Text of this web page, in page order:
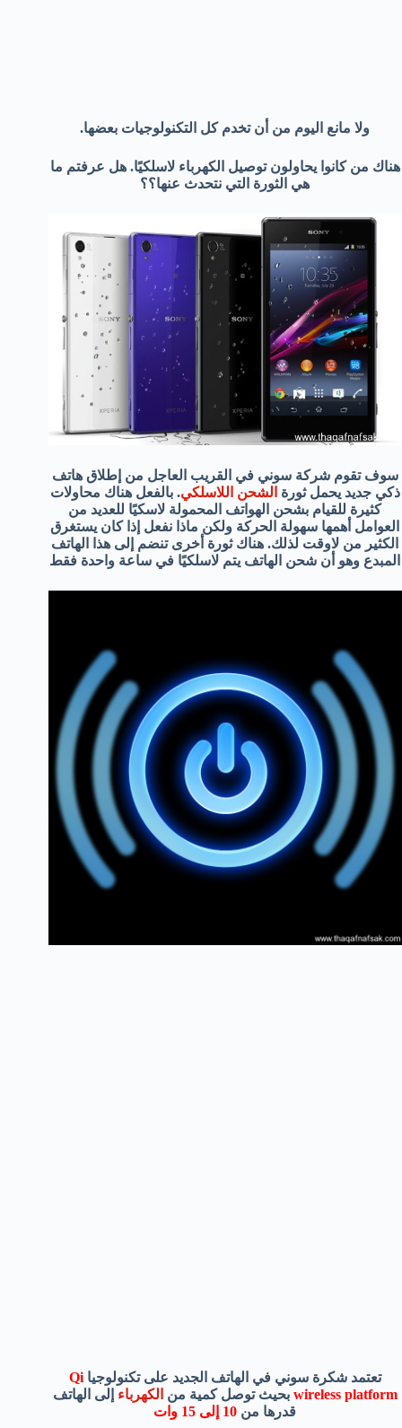
ولا مانع اليوم من أن تخدم كل التكنولوجيات بعضها.
هناك من كانوا يحاولون توصيل الكهرباء لاسلكيًا. هل عرفتم ما
هي الثورة التي نتحدث عنها؟؟
سوف تقوم شركة سوني في القريب العاجل من إطلاق هاتف
ذكي جديد يحمل ثورة الشحن اللاسلكي. بالفعل هناك محاولات
كثيرة للقيام بشحن الهواتف المحمولة لاسكيًا للعديد من
العوامل أهمها سهولة الحركة ولكن ماذا نفعل إذا كان يستغرق
الكثير من لاوقت لذلك. هناك ثورة أخرى تنضم إلى هذا الهاتف
المبدع وهو أن شحن الهاتف يتم لاسلكيًا في ساعة واحدة فقط
تعتمد شكرة سوني في الهاتف الجديد على تكنولوجياQi
wireless platform بحيث توصل كمية من الكهرباء إلى الهاتف
قدرها من 10 إلى 15 وات